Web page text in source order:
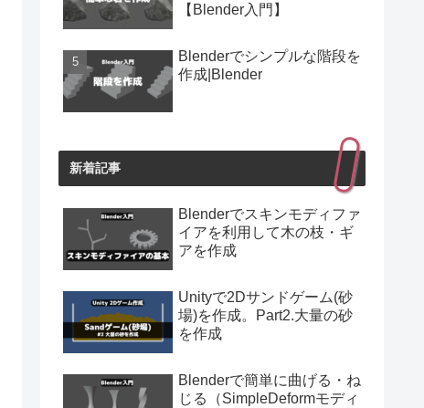
【Blender入門】
Blenderでシンプルな階段を
作成|Blender
新着記事
Blenderでスキンモディファ
イアを利用して木の枝・ギ
アを作成
Unityで2Dサンドゲーム(砂
場)を作成。Part2.大量の砂
を作成
Blenderで簡単に曲げる・ね
じる（SimpleDeformモディ